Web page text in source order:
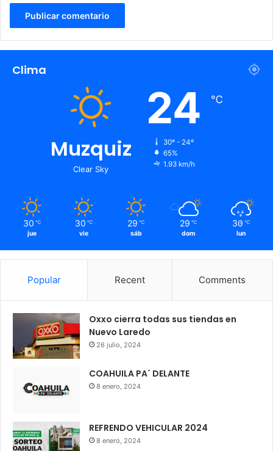
Clima
Muzquiz
Clear Sky
24 ℃
30º - 24º
65%
1.93 km/h
30 ℃
jue
30 ℃
vie
29 ℃
sáb
29 ℃
dom
30 ℃
lun
Popular Recent Comments
Oxxo cierra todas sus tiendas en
Nuevo Laredo
26 julio, 2024
COAHUILA PA´ DELANTE
8 enero, 2024
REFRENDO VEHICULAR 2024
8 enero, 2024